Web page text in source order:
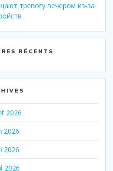
тревогу вечером из-за
RÉCENTS
2026
2026
2026
2026